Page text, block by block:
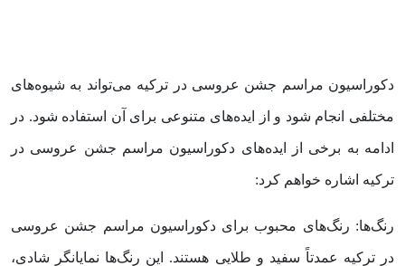
دکوراسیون مراسم جشن عروسی در ترکیه می‌تواند به شیوه‌های
مختلفی انجام شود و از ایده‌های متنوعی برای آن استفاده شود. در
ادامه به برخی از ایده‌های دکوراسیون مراسم جشن عروسی در
ترکیه اشاره خواهم کرد:
رنگ‌ها: رنگ‌های محبوب برای دکوراسیون مراسم جشن عروسی
در ترکیه عمدتاً سفید و طلایی هستند. این رنگ‌ها نمایانگر شادی،